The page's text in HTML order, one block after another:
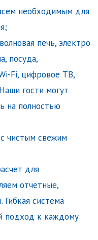
необходимым для
печь, электро
посуда,
Fi, цифровое ТВ,
гости могут
на полностью
чистым свежим
для
отчетные,
система
подход к каждому